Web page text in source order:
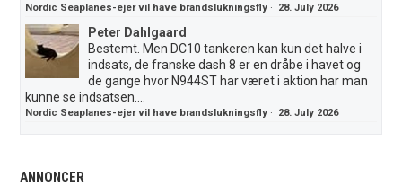
Nordic Seaplanes-ejer vil have brandslukningsfly · 28. July 2026
Peter Dahlgaard
Bestemt. Men DC10 tankeren kan kun det halve i
indsats, de franske dash 8 er en dråbe i havet og
de gange hvor N944ST har været i aktion har man
kunne se indsatsen....
Nordic Seaplanes-ejer vil have brandslukningsfly · 28. July 2026
ANNONCER